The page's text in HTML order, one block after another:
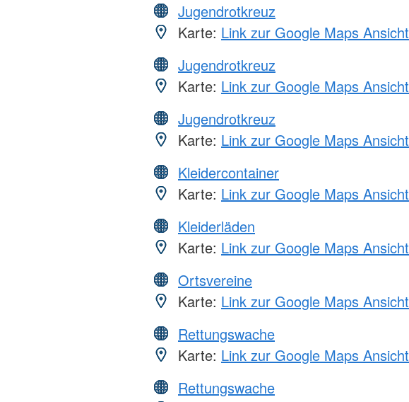
Jugendrotkreuz
Karte: Link zur Google Maps Ansicht
Jugendrotkreuz
Karte: Link zur Google Maps Ansicht
Jugendrotkreuz
Karte: Link zur Google Maps Ansicht
Kleidercontainer
Karte: Link zur Google Maps Ansicht
Kleiderläden
Karte: Link zur Google Maps Ansicht
Ortsvereine
Karte: Link zur Google Maps Ansicht
Rettungswache
Karte: Link zur Google Maps Ansicht
Rettungswache